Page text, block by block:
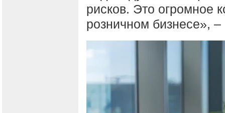
рисков. Это огромное
розничном бизнесе»,